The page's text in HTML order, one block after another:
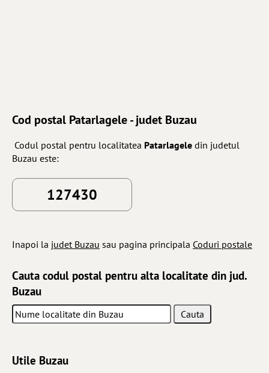
Cod postal Patarlagele - judet Buzau
Codul postal pentru localitatea Patarlagele din judetul
Buzau este:
127430
Inapoi la judet Buzau sau pagina principala Coduri postale
Cauta codul postal pentru alta localitate din jud.
Buzau
Utile Buzau